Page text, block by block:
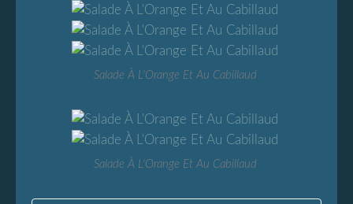
Salade À L'Orange Et Au Cabillaud
Salade À L'Orange Et Au Cabillaud